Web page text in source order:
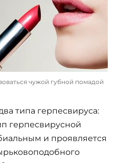
чужой губной помадой
типа герпесвируса:
герпесвирусной
и проявляется